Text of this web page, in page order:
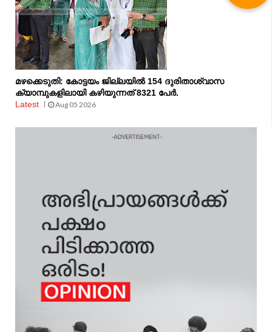
മഴക്കെടുതി: കോട്ടയം ജില്ലയിൽ 154 ദുരിതാശ്വാസ
ക്യാമ്പുകളിലായി കഴിയുന്നത് 8321 പേർ.
Latest
Aug 05 2026